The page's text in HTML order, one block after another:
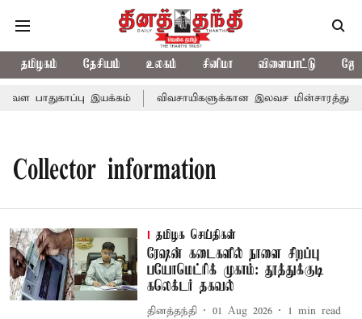
தமிழகம் தேசியம் உலகம் சினிமா விளையாட்டு
பாதுகாப்பு இயக்கம் விவசாயிகளுக்கான இலவச
Collector information
தமிழக செய்திகள்
ரேஷன் கடைகளில் நாளை சிறப்பு
பயோமெட்ரிக் முகாம்: தூத்துக்குடி
கலெக்டர் தகவல்
தினத்தந்தி 01 Aug 2026 1 min read